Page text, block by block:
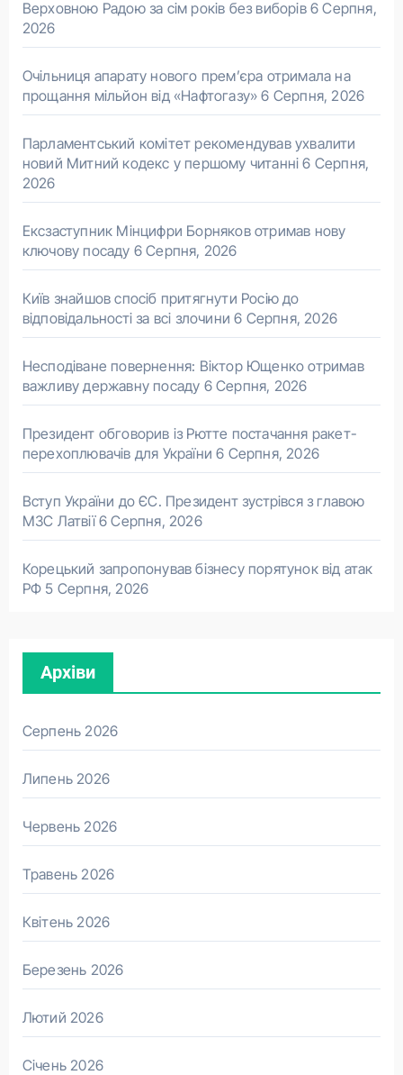
Верховною Радою за сім років без виборів 6 Серпня,
2026
Очільниця апарату нового прем’єра отримала на
прощання мільйон від «Нафтогазу» 6 Серпня, 2026
Парламентський комітет рекомендував ухвалити
новий Митний кодекс у першому читанні 6 Серпня,
2026
Ексзаступник Мінцифри Борняков отримав нову
ключову посаду 6 Серпня, 2026
Київ знайшов спосіб притягнути Росію до
відповідальності за всі злочини 6 Серпня, 2026
Несподіване повернення: Віктор Ющенко отримав
важливу державну посаду 6 Серпня, 2026
Президент обговорив із Рютте постачання ракет-
перехоплювачів для України 6 Серпня, 2026
Вступ України до ЄС. Президент зустрівся з главою
МЗС Латвії 6 Серпня, 2026
Корецький запропонував бізнесу порятунок від атак
РФ 5 Серпня, 2026
Архіви
Серпень 2026
Липень 2026
Червень 2026
Травень 2026
Квітень 2026
Березень 2026
Лютий 2026
Січень 2026